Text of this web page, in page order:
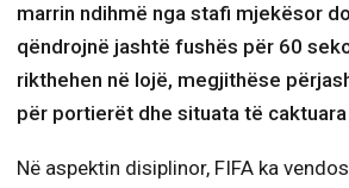
marrin ndihmë nga stafi mjekësor
qëndrojnë jashtë fushës për 60
rikthehen në lojë, megjithëse
për portierët dhe situata të
Në aspektin disiplinor, FIFA ka